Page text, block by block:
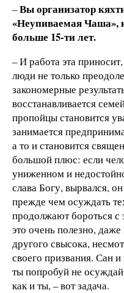
–Вы организатор
«Неупиваемая Чаша»,
больше 15-ти лет.
– И работа эта
люди не только
закономерные
восстанавливается
пропойцы становится
занимается
а то и становится
большой плюс: если
униженном и
слава Богу, вырвался,
прежде чем осуждать
продолжают бороться
это очень полезно,
другого свысока,
своего призвания. Сан
ты попробуй не
как и ты, – вот задача.